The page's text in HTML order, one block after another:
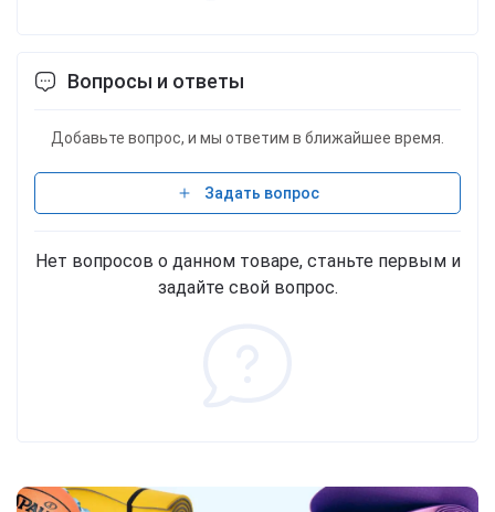
Вопросы и ответы
Добавьте вопрос, и мы ответим в ближайшее время.
Задать вопрос
Нет вопросов о данном товаре, станьте первым и
задайте свой вопрос.